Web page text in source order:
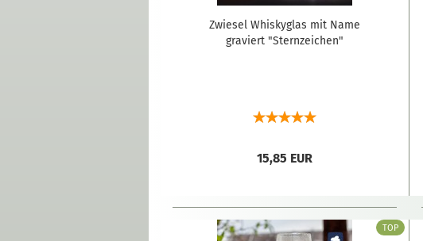
Zwiesel Whiskyglas mit Name
graviert "Sternzeichen"
15,85 EUR
TOP